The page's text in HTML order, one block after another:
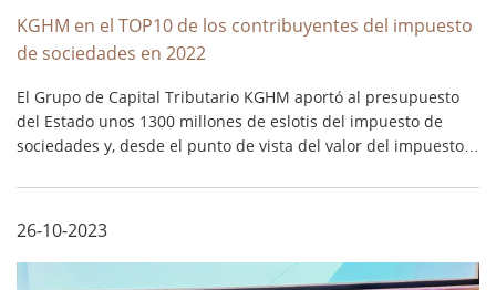
KGHM en el TOP10 de los contribuyentes del impuesto
de sociedades en 2022
El Grupo de Capital Tributario KGHM aportó al presupuesto
del Estado unos 1300 millones de eslotis del impuesto de
sociedades y, desde el punto de vista del valor del impuesto
principales contribuyentes que son grupos de capital
tributarios. ...
26-10-2023